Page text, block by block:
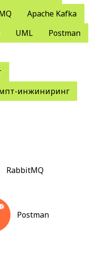
Apache Kafka
UML
Postman
инжиниринг
RabbitMQ
Postman